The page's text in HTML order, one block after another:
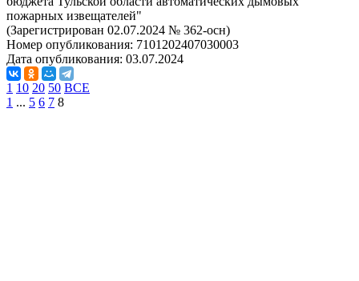
пожарных извещателей"
(Зарегистрирован 02.07.2024 № 362-осн)
Номер опубликования: 7101202407030003
Дата опубликования: 03.07.2024
1 10 20 50 ВСЕ
1 ... 5 6 7 8